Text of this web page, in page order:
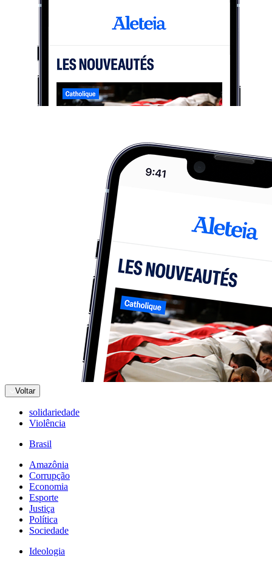
Voltar
solidariedade
Violência
Brasil
Amazônia
Corrupção
Economia
Esporte
Justiça
Política
Sociedade
Ideologia